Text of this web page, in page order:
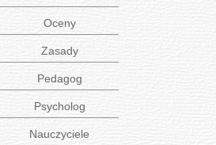
Oceny
Zasady
Pedagog
Psycholog
Nauczyciele